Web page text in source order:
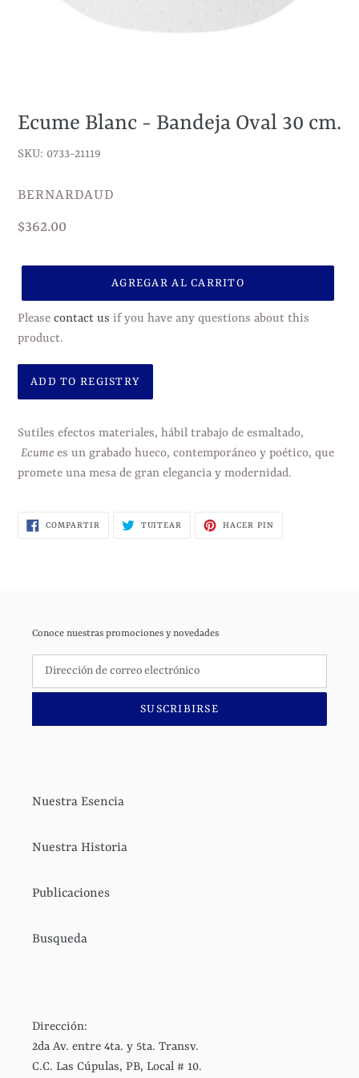
Ecume Blanc - Bandeja Oval 30 cm.
SKU: 0733-21119
VENDEDOR
BERNARDAUD
Precio
$362.00
AGREGAR AL CARRITO
Please contact us if you have any questions about this
product.
el
producto
a
de
Sutiles efectos materiales, hábil trabajo de esmaltado,
Ecume es un grabado hueco, contemporáneo y poético, que
promete una mesa de gran elegancia y modernidad.
COMPARTIR COMPARTIRTUITEAR TUITEARHACER PINPINEAR
Conoce nuestras promociones y novedades
SUSCRIBIRSE
Nuestra Esencia
Nuestra Historia
Publicaciones
Busqueda
Dirección:
2da Av. entre 4ta. y 5ta. Transv.
C.C. Las Cúpulas, PB, Local # 10.